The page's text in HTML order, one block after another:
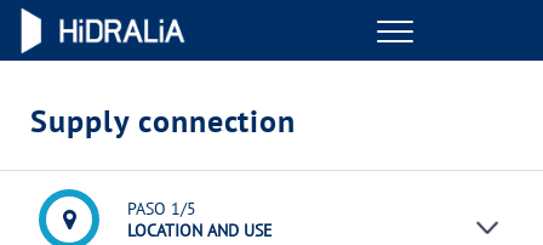
Menu
YOUR WATER
Supply connection
PASO 1/5
LOCATION AND USE